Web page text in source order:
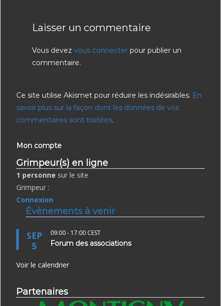
Laisser un commentaire
Vous devez vous connecter pour publier un
commentaire.
Ce site utilise Akismet pour réduire les indésirables. En
savoir plus sur la façon dont les données de vos
commentaires sont traitées.
Mon compte
Grimpeur(s) en ligne
1 personne sur le site
Grimpeur :
Connexion
Évènements à venir
SEP
5
09:00- 17:00 CEST
Forum des associations
Voir le calendrier
Partenaires